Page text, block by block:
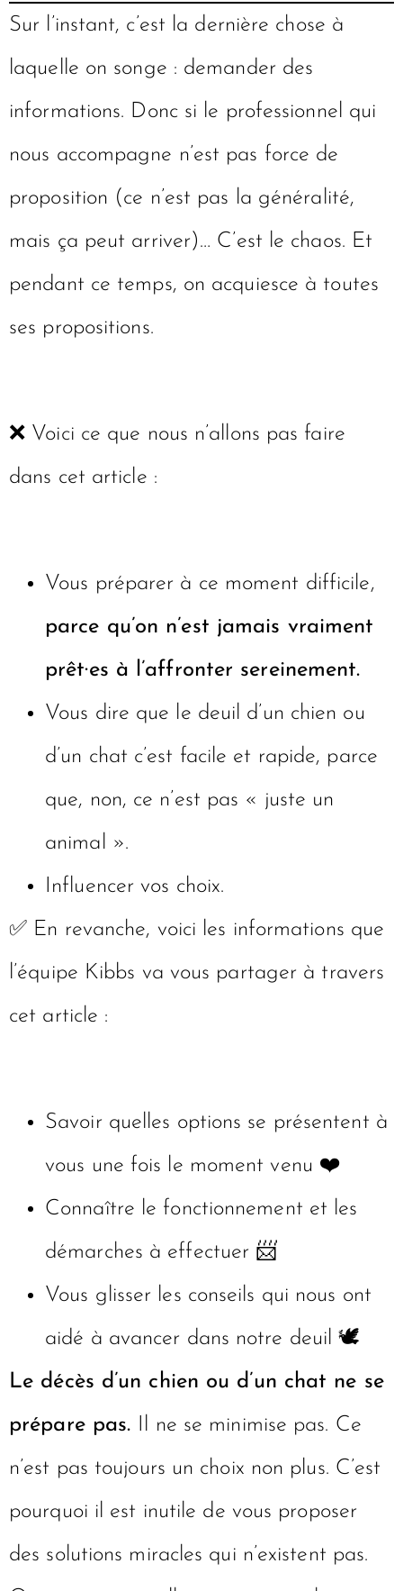
Sur l’instant, c’est la dernière chose à
laquelle on songe : demander des
informations. Donc si le professionnel qui
nous accompagne n’est pas force de
proposition (ce n’est pas la généralité,
mais ça peut arriver)… C’est le chaos. Et
pendant ce temps, on acquiesce à toutes
ses propositions.
❌ Voici ce que nous n’allons pas faire
dans cet article :
Vous préparer à ce moment difficile,
parce qu’on n’est jamais vraiment
prêt·es à l’affronter sereinement.
Vous dire que le deuil d’un chien ou
d’un chat c’est facile et rapide, parce
que, non, ce n’est pas « juste un
animal ».
Influencer vos choix.
✅ En revanche, voici les informations que
l’équipe Kibbs va vous partager à travers
cet article :
Savoir quelles options se présentent à
vous une fois le moment venu ❤️
Connaître le fonctionnement et les
démarches à effectuer 📨
Vous glisser les conseils qui nous ont
aidé à avancer dans notre deuil 🕊
Le décès d’un chien ou d’un chat ne se
prépare pas. Il ne se minimise pas. Ce
n’est pas toujours un choix non plus. C’est
pourquoi il est inutile de vous proposer
des solutions miracles qui n’existent pas.